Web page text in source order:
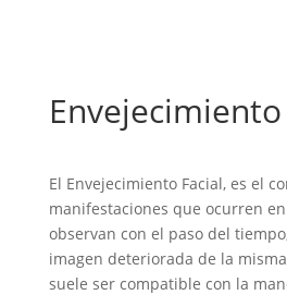
Envejecimiento
El Envejecimiento Facial, es el
manifestaciones que ocurren
observan con el paso del
imagen deteriorada de la
suele ser compatible con la